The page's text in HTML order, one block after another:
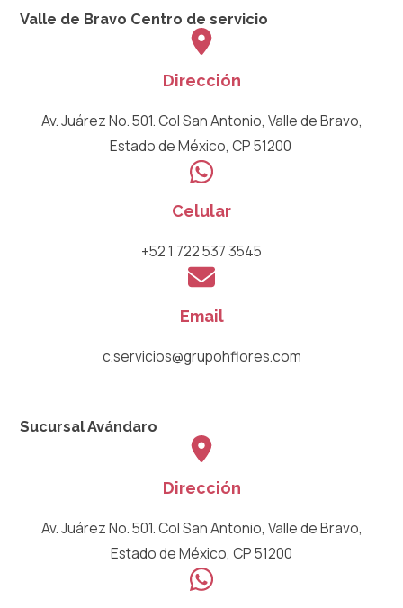
Valle de Bravo Centro de servicio
Dirección
Av. Juárez No. 501. Col San Antonio, Valle de Bravo,
Estado de México, CP 51200 ​
Celular
+52 1 722 537 3545
Email
c.servicios@grupohflores.com
Sucursal Avándaro
Dirección
Av. Juárez No. 501. Col San Antonio, Valle de Bravo,
Estado de México, CP 51200​